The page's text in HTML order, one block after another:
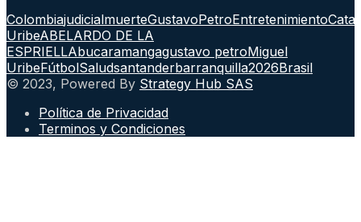
ColombiajudicialmuerteGustavoPetroEntretenimiento
UribeABELARDO DE LA
ESPRIELLAbucaramangagustavo petroMiguel
UribeFútbolSaludsantanderbarranquilla2026Brasil
© 2023, Powered By Strategy Hub SAS
Política de Privacidad
Terminos y Condiciones